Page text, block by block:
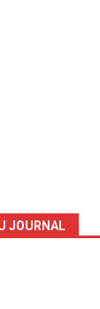
JOURNAL